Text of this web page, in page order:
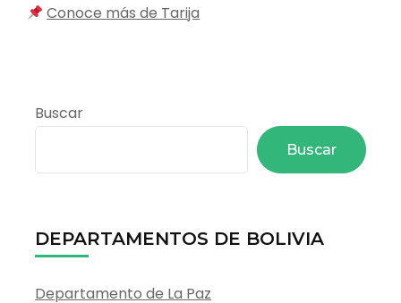
Conoce más de Tarija
Buscar
Buscar
DEPARTAMENTOS DE BOLIVIA
Departamento de La Paz